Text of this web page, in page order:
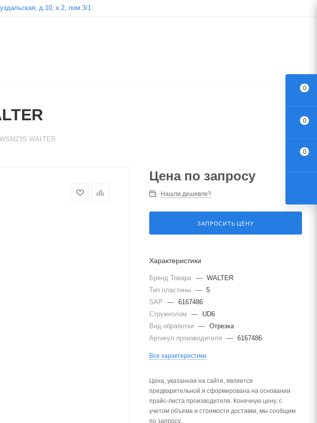
д.10, к.2, пом.3/1
WALTER
Цена по запросу
Нашли дешевле?
ЗАПРОСИТЬ ЦЕНУ
Характеристики
Бренд Товара — WALTER
Тип пластины — 5
SAP
— 6167486
Стружколом
—
UD6
Вид обработки — Отрезка
Артикул производителя
— 6167486
Все характеристики
Цена, указанная на сайте, является
предварительной и сформирована на основании
прайс-листа производителя. Конечную цену, с
учетом объема и стоимости доставки, мы сообщим
по запросу.
0
0
0